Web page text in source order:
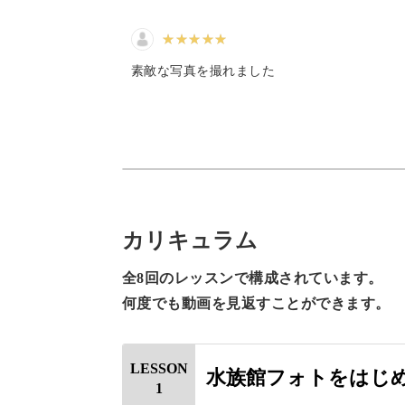
分かりやすく伝授していきます。
カメラの設定、構図の捉え
動いているものをピタリと止めて撮
「構図」と聞くと難しく感じますが
素敵な写真を撮れました
カリキュラム
全8回のレッスンで構成されています。
何度でも動画を見返すことができます。
LESSON
1
水族館フォトをはじ